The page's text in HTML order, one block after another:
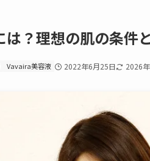
は？理想の肌の条件
Vavaira美容液 2022年6月25日 2026